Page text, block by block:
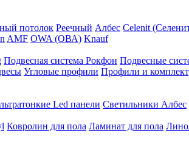
потолок Реечный Албес Celenit
AMF OWA (ОВА) Knauf
Подвесная система Рокфон Подвесные
Угловые профили Профили и
Led панели Светильники Албес
Ковролин для пола Ламинат для пола